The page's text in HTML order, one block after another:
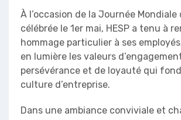
À l’occasion de la Journée Mondiale
célébrée le 1er mai, HESP a tenu à
hommage particulier à ses
en lumière les valeurs
persévérance et de loyauté qui
culture d’entreprise.
Dans une ambiance conviviale et